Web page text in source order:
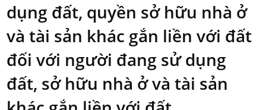
dụng đất, quyền sở hữu nhà ở
và tài sản khác gắn liền với đất
đối với người đang sử dụng
đất, sở hữu nhà ở và tài sản